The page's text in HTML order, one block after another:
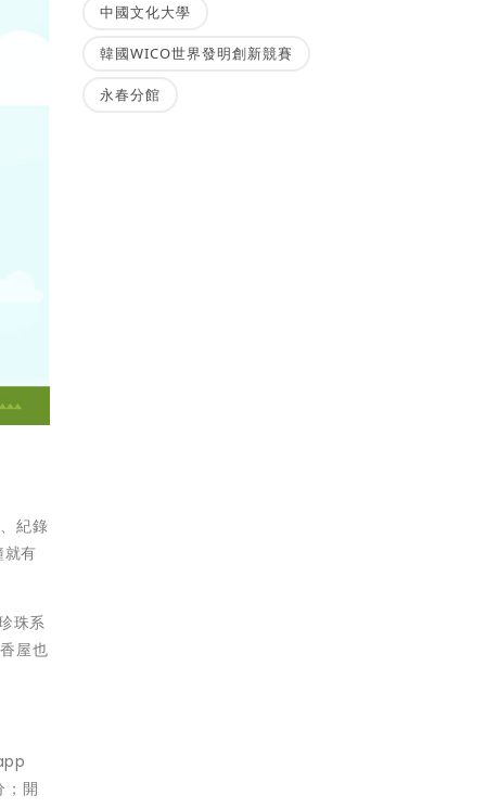
紀錄
就有
珠系
屋也
；開
中國文化大學
韓國WICO世界發明創新競賽
永春分館